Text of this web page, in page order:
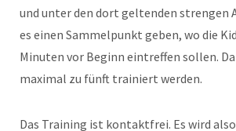
und unter den dort geltenden strengen
es einen Sammelpunkt geben, wo die
Minuten vor Beginn eintreffen sollen.
maximal zu fünft trainiert werden.
Das Training ist kontaktfrei. Es wird